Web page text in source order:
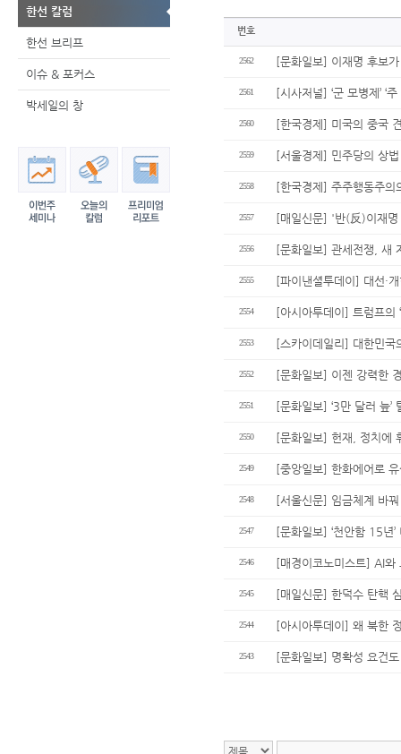
한선 칼럼
한선 브리프
이슈 & 포커스
박세일의 창
번호
2562 [문화일보] 이재명 후보
2561 [시사저널] ‘군 모병제’ ‘
2560 [한국경제] 미국의 중국
2559 [서울경제] 민주당의 상
2558 [한국경제] 주주행동주의
2557 [매일신문] '반(反)이재
2556 [문화일보] 관세전쟁, 새
2555 [파이낸셜투데이] 대선·
2554 [아시아투데이] 트럼프의
2553 [스카이데일리] 대한민국
2552 [문화일보] 이젠 강력한
2551 [문화일보] ‘3만 달러 늪’
2550 [문화일보] 헌재, 정치에
2549 [중앙일보] 한화에어로
2548 [서울신문] 임금체계 바꿔
2547 [문화일보] ‘천안함 15년
2546 [매경이코노미스트] AI와
2545 [매일신문] 한덕수 탄핵
2544 [아시아투데이] 왜 북한
2543 [문화일보] 명확성 요건도